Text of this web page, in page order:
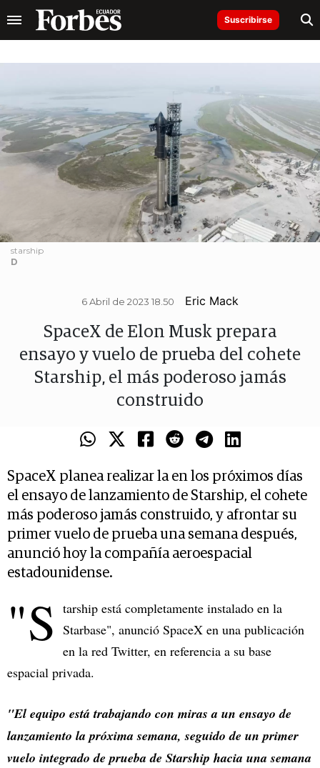
Suscribirse
starship
D
6 Abril de 2023 18.50 Eric Mack
SpaceX de Elon Musk prepara
ensayo y vuelo de prueba del cohete
Starship, el más poderoso jamás
construido
SpaceX planea realizar la en los próximos días
el ensayo de lanzamiento de Starship, el cohete
más poderoso jamás construido, y afrontar su
primer vuelo de prueba una semana después,
anunció hoy la compañía aeroespacial
estadounidense.
"S tarship está completamente instalado en la
Starbase", anunció SpaceX en una publicación
en la red Twitter, en referencia a su base
espacial privada.
"El equipo está trabajando con miras a un ensayo de
lanzamiento la próxima semana, seguido de un primer
vuelo integrado de prueba de Starship hacia una semana